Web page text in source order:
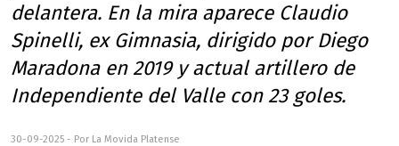
delantera. En la mira aparece Claudio
Spinelli, ex Gimnasia, dirigido por Diego
Maradona en 2019 y actual artillero de
Independiente del Valle con 23 goles.
30-09-2025 - Por La Movida Platense